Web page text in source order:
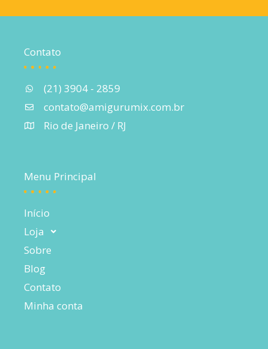
Contato
(21) 3904 - 2859
contato@amigurumix.com.br
Rio de Janeiro / RJ
Menu Principal
Início
Loja
Sobre
Blog
Contato
Minha conta